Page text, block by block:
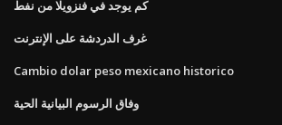
كم يوجد في فنزويلا من نفط
غرف الدردشة على الإنترنت
Cambio dolar peso mexicano historico
وفاق الرسوم البيانية الحية